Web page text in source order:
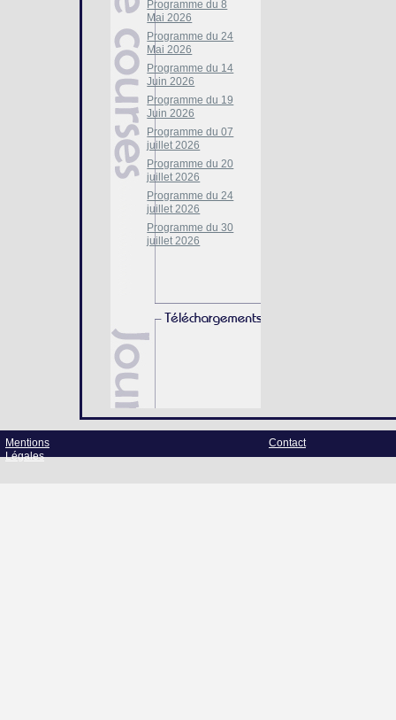
Programme du 8
Mai 2026
Programme du 24
Mai 2026
Programme du 14
Juin 2026
Programme du 19
Juin 2026
Programme du 07
juillet 2026
Programme du 20
juillet 2026
Programme du 24
juillet 2026
Programme du 30
juillet 2026
Mentions
Légales
Contact